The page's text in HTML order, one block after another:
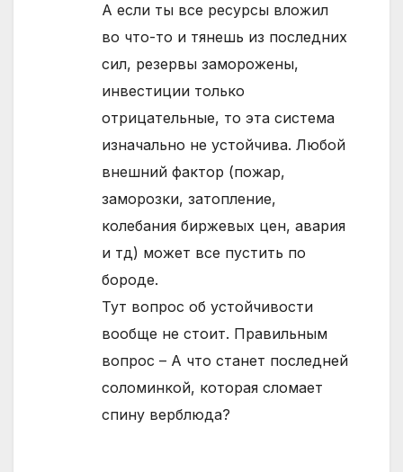
А если ты все ресурсы вложил
во что-то и тянешь из последних
сил, резервы заморожены,
инвестиции только
отрицательные, то эта система
изначально не устойчива. Любой
внешний фактор (пожар,
заморозки, затопление,
колебания биржевых цен, авария
и тд) может все пустить по
бороде.
Тут вопрос об устойчивости
вообще не стоит. Правильным
вопрос – А что станет последней
соломинкой, которая сломает
спину верблюда?